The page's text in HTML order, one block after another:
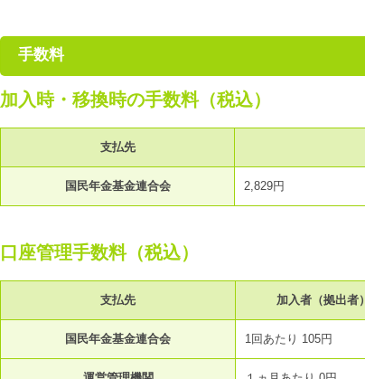
手数料
加入時・移換時の手数料（税込）
支払先
国民年金基金連合会 2,829円
口座管理手数料（税込）
支払先 加入者（拠出者）
国民年金基金連合会 1回あたり 105円